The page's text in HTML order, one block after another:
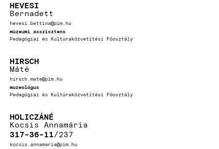
HEVESI
Bernadett
hevesi.bettina@pim.hu
múzeumi asszisztens
Pedagógiai és Kultúraközvetítési Főosztály
HIRSCH
Máté
hirsch.mate@pim.hu
muzeológus
Pedagógiai és Kultúraközvetítési Főosztály
HOLICZÁNÉ
Kocsis Annamária
317-36-11 237
kocsis.annamaria@pim.hu